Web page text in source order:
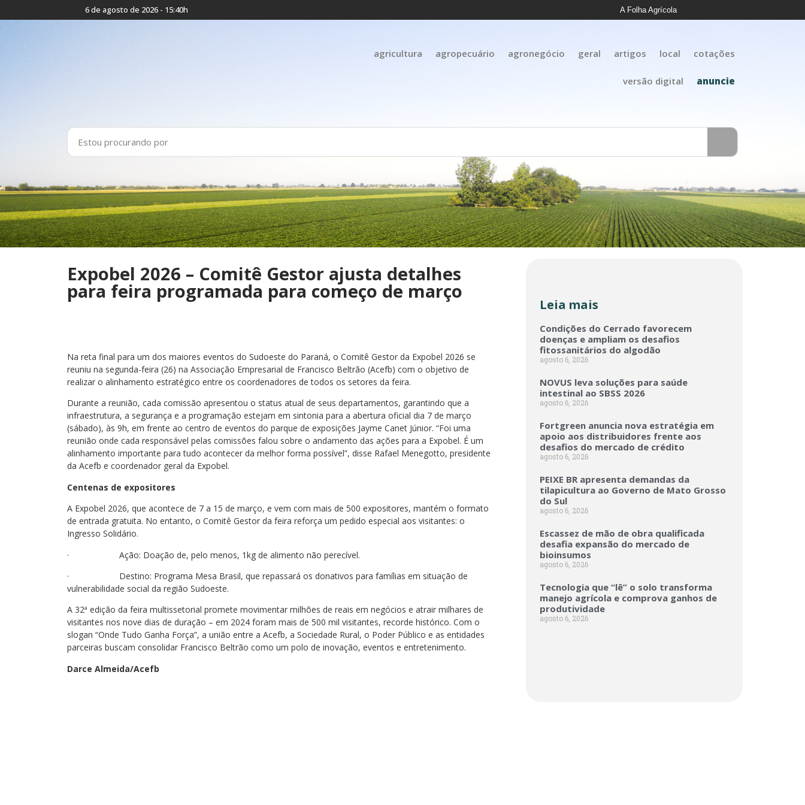
6 de agosto de 2026 - 15:40h A Folha Agrícola
agricultura agropecuário agronegócio geral artigos local cotações
versão digital anuncie
Expobel 2026 – Comitê Gestor ajusta detalhes
para feira programada para começo de março
Na reta final para um dos maiores eventos do Sudoeste do Paraná, o Comitê Gestor da Expobel 2026 se
reuniu na segunda-feira (26) na Associação Empresarial de Francisco Beltrão (Acefb) com o objetivo de
realizar o alinhamento estratégico entre os coordenadores de todos os setores da feira.
Durante a reunião, cada comissão apresentou o status atual de seus departamentos, garantindo que a
infraestrutura, a segurança e a programação estejam em sintonia para a abertura oficial dia 7 de março
(sábado), às 9h, em frente ao centro de eventos do parque de exposições Jayme Canet Júnior. “Foi uma
reunião onde cada responsável pelas comissões falou sobre o andamento das ações para a Expobel. É um
alinhamento importante para tudo acontecer da melhor forma possível”, disse Rafael Menegotto, presidente
da Acefb e coordenador geral da Expobel.
Centenas de expositores
A Expobel 2026, que acontece de 7 a 15 de março, e vem com mais de 500 expositores, mantém o formato
de entrada gratuita. No entanto, o Comitê Gestor da feira reforça um pedido especial aos visitantes: o
Ingresso Solidário.
· Ação: Doação de, pelo menos, 1kg de alimento não perecível.
· Destino: Programa Mesa Brasil, que repassará os donativos para famílias em situação de
vulnerabilidade social da região Sudoeste.
A 32ª edição da feira multissetorial promete movimentar milhões de reais em negócios e atrair milhares de
visitantes nos nove dias de duração – em 2024 foram mais de 500 mil visitantes, recorde histórico. Com o
slogan “Onde Tudo Ganha Força”, a união entre a Acefb, a Sociedade Rural, o Poder Público e as entidades
parceiras buscam consolidar Francisco Beltrão como um polo de inovação, eventos e entretenimento.
Darce Almeida/Acefb
Leia mais
Condições do Cerrado favorecem
doenças e ampliam os desafios
fitossanitários do algodão
agosto 6, 2026
NOVUS leva soluções para saúde
intestinal ao SBSS 2026
agosto 6, 2026
Fortgreen anuncia nova estratégia em
apoio aos distribuidores frente aos
desafios do mercado de crédito
agosto 6, 2026
PEIXE BR apresenta demandas da
tilapicultura ao Governo de Mato Grosso
do Sul
agosto 6, 2026
Escassez de mão de obra qualificada
desafia expansão do mercado de
bioinsumos
agosto 6, 2026
Tecnologia que “lê” o solo transforma
manejo agrícola e comprova ganhos de
produtividade
agosto 6, 2026